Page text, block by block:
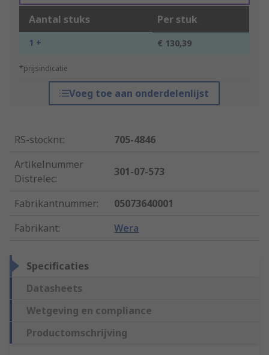
Aantal stuks Per stuk
1 + € 130,39
*prijsindicatie
Voeg toe aan onderdelenlijst
RS-stocknr.:
705-4846
Artikelnummer
Distrelec:
301-07-573
Fabrikantnummer:
05073640001
Fabrikant: Wera
Specificaties
Datasheets
Wetgeving en compliance
Productomschrijving